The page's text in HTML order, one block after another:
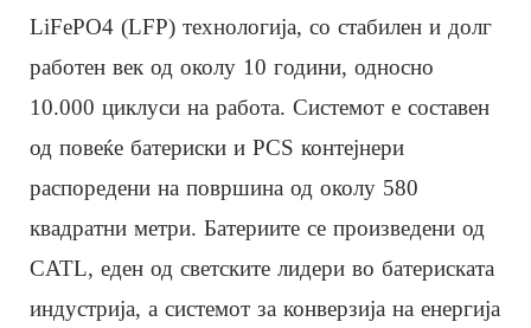
LiFePO4 (LFP) технологија, со стабилен и долг
работен век од околу 10 години, односно
10.000 циклуси на работа. Системот е составен
од повеќе батериски и PCS контејнери
распоредени на површина од околу 580
квадратни метри. Батериите се произведени од
CATL, еден од светските лидери во батериската
индустрија, а системот за конверзија на енергија